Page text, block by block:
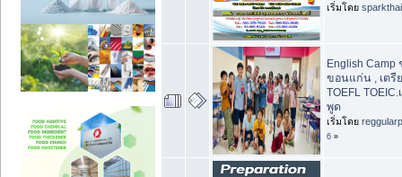
เริ่มโดย
English Camp
ขอนแก่น , เตรี
TOEFL
พูด
เริ่มโดย
6 »